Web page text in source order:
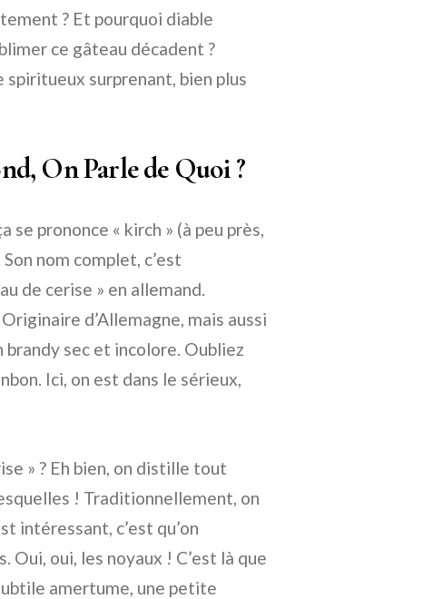
? Et pourquoi diable
ce gâteau décadent ?
surprenant, bien plus
On Parle de Quoi ?
se prononce « kirch » (à peu près,
nom complet, c’est
de cerise » en allemand.
d’Allemagne, mais aussi
brandy sec et incolore. Oubliez
Ici, on est dans le sérieux,
» ? Eh bien, on distille tout
! Traditionnellement, on
intéressant, c’est qu’on
oui, les noyaux ! C’est là que
amertume, une petite